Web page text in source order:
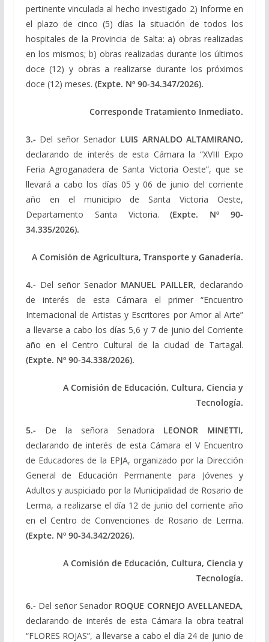
pertinente vinculada al hecho investigado 2) Informe en
el plazo de cinco (5) días la situación de todos los
hospitales de la Provincia de Salta: a) obras realizadas
en los mismos; b) obras realizadas durante los últimos
doce (12) y obras a realizarse durante los próximos
doce (12) meses. (Expte. Nº 90-34.347/2026).
Corresponde Tratamiento Inmediato.
3.- Del señor Senador LUIS ARNALDO ALTAMIRANO,
declarando de interés de esta Cámara la “XVIII Expo
Feria Agroganadera de Santa Victoria Oeste”, que se
llevará a cabo los días 05 y 06 de junio del corriente
año en el municipio de Santa Victoria Oeste,
Departamento Santa Victoria.(Expte. Nº 90-
34.335/2026).
A Comisión de Agricultura, Transporte y Ganadería.
4.- Del señor Senador MANUEL PAILLER, declarando
de interés de esta Cámara el primer “Encuentro
Internacional de Artistas y Escritores por Amor al Arte”
a llevarse a cabo los días 5,6 y 7 de junio del Corriente
año en el Centro Cultural de la ciudad de Tartagal.
(Expte. Nº 90-34.338/2026).
A Comisión de Educación, Cultura, Ciencia y
Tecnología.
5.- De la señora Senadora LEONOR MINETTI,
declarando de interés de esta Cámara el V Encuentro
de Educadores de la EPJA, organizado por la Dirección
General de Educación Permanente para Jóvenes y
Adultos y auspiciado por la Municipalidad de Rosario de
Lerma, a realizarse el día 12 de junio del corriente año
en el Centro de Convenciones de Rosario de Lerma.
(Expte. Nº 90-34.342/2026).
A Comisión de Educación, Cultura, Ciencia y
Tecnología.
6.- Del señor Senador ROQUE CORNEJO AVELLANEDA,
declarando de interés de esta Cámara la obra teatral
“FLORES ROJAS”, a llevarse a cabo el día 24 de junio de